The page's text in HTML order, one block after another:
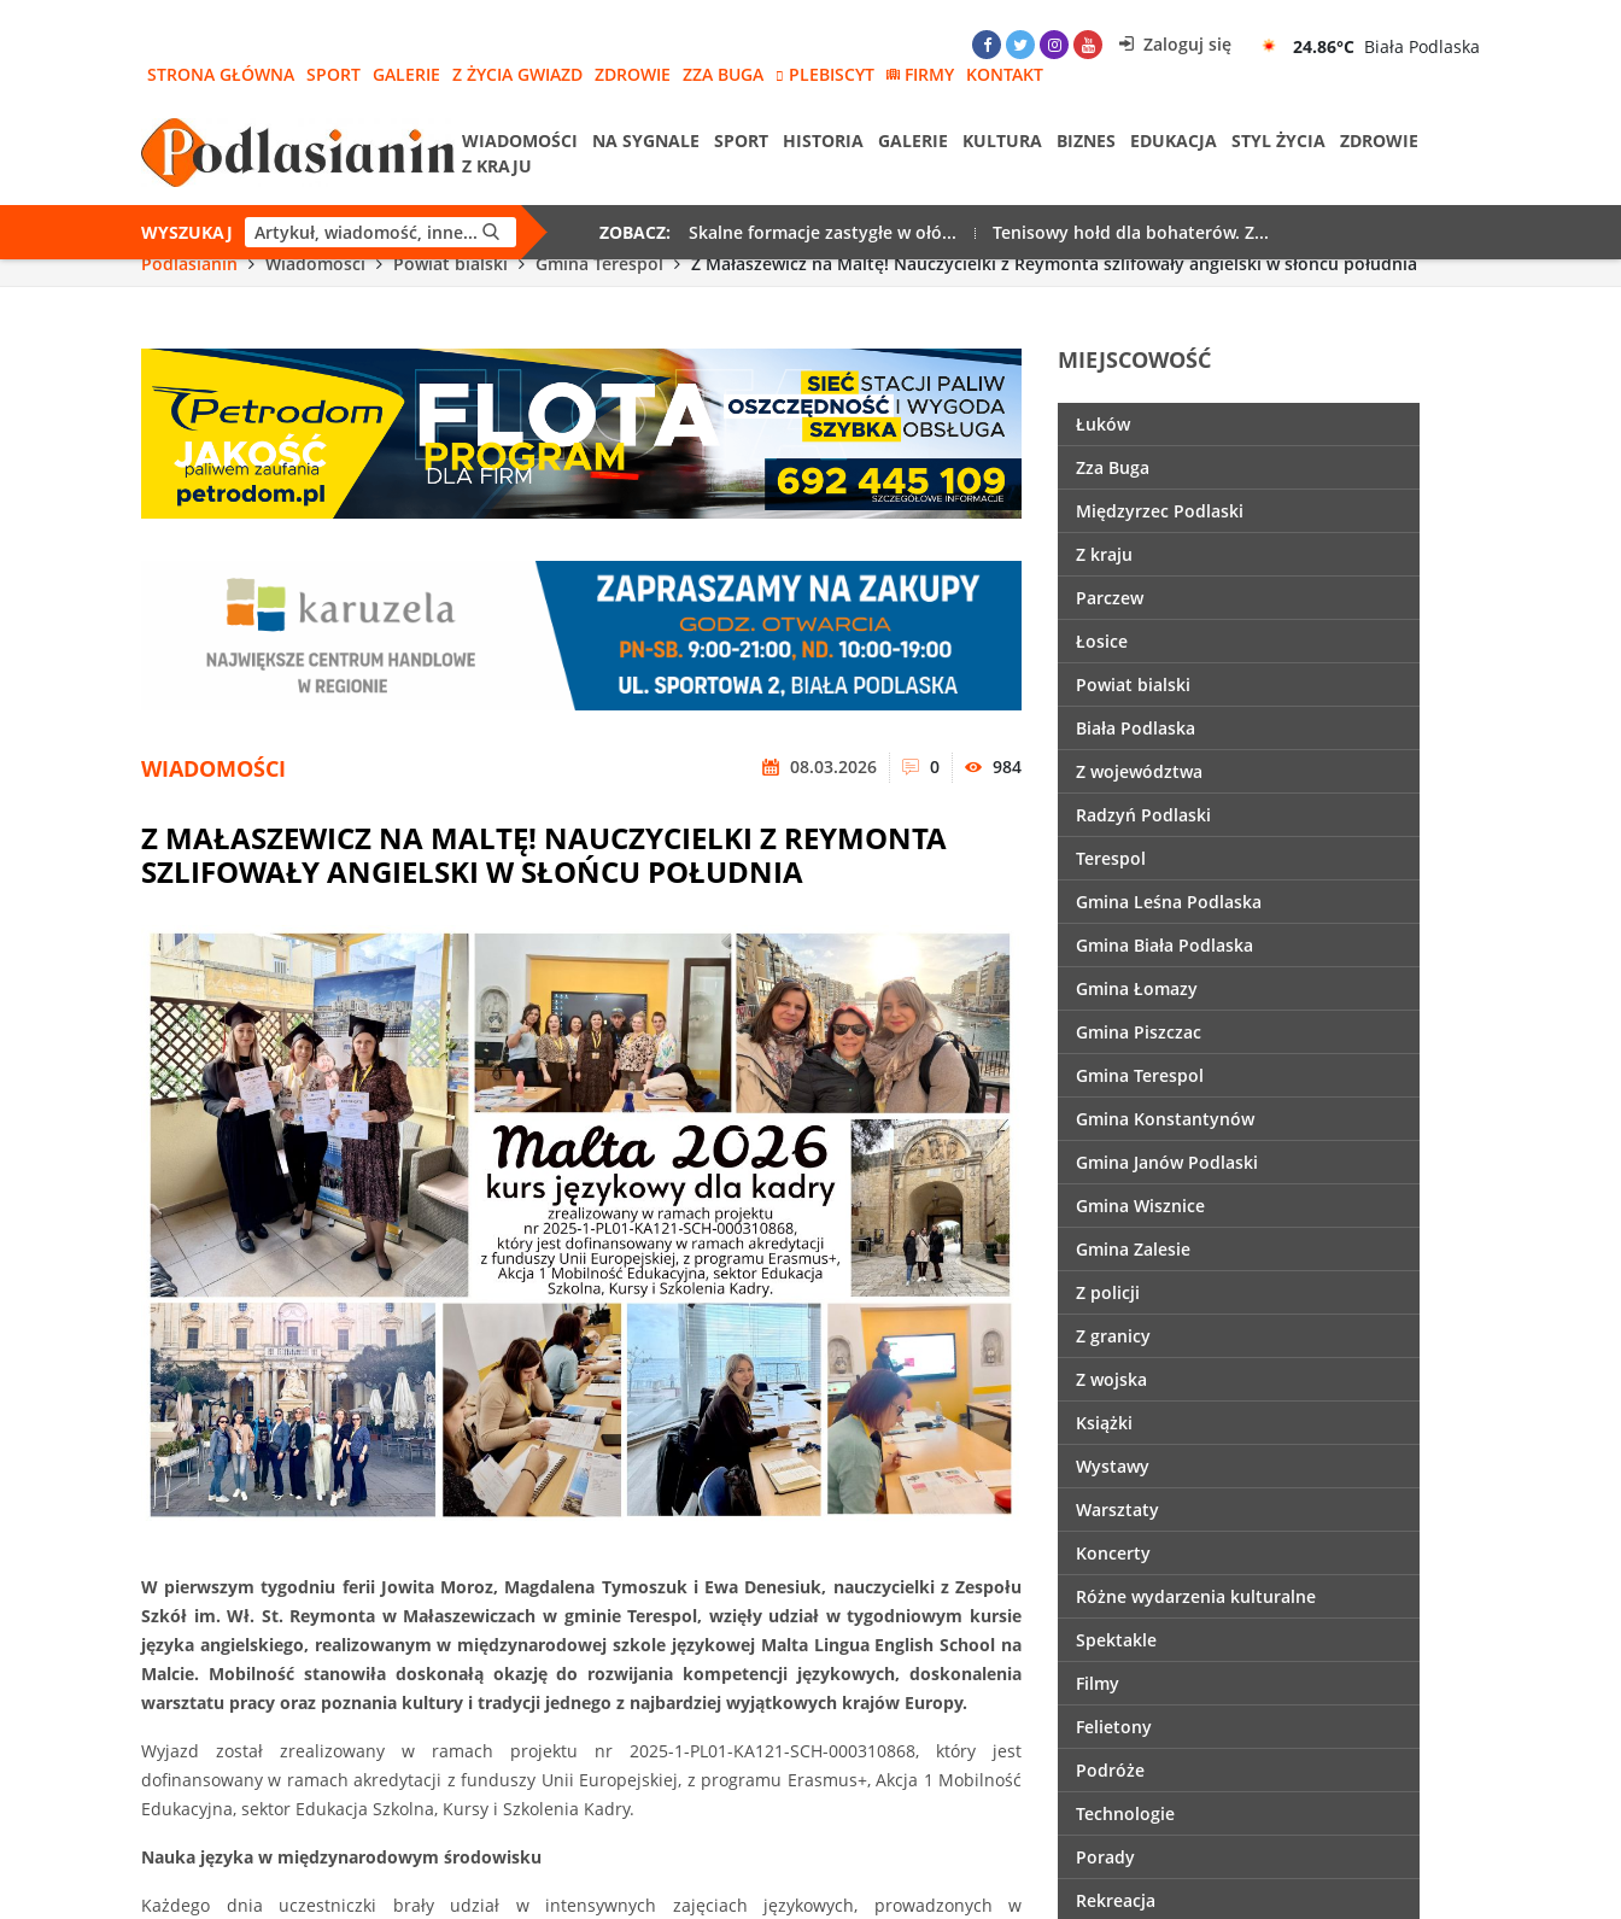
Zaloguj się 24.86°C Biała Podlaska
STRONA GŁÓWNA SPORT GALERIE Z ŻYCIA GWIAZD ZDROWIE ZZA BUGA PLEBISCYT FIRMY KONTAKT
WIADOMOŚCI NA SYGNALE SPORT HISTORIA GALERIE KULTURA BIZNES EDUKACJA STYL ŻYCIA
ZDROWIE
Z KRAJU
WYSZUKAJ ZOBACZ: Skalne formacje zastygłe w ołó...
Tenisowy hołd dla bohaterów. Z...
Podlasianin
Wiadomości Powiat bialski Gmina Terespol Z Małaszewicz na Maltę! Nauczycielki z Reymonta szlifowały angielski w słońcu południa
WIADOMOŚCI 08.03.2026 0 984
Z MAŁASZEWICZ NA MALTĘ! NAUCZYCIELKI Z REYMONTA
SZLIFOWAŁY ANGIELSKI W SŁOŃCU POŁUDNIA
W pierwszym tygodniu ferii Jowita Moroz, Magdalena Tymoszuk i Ewa Denesiuk, nauczycielki z Zespołu
Szkół im. Wł. St. Reymonta w Małaszewiczach w gminie Terespol, wzięły udział w tygodniowym kursie
języka angielskiego, realizowanym w międzynarodowej szkole językowej Malta Lingua English School na
Malcie. Mobilność stanowiła doskonałą okazję do rozwijania kompetencji językowych, doskonalenia
warsztatu pracy oraz poznania kultury i tradycji jednego z najbardziej wyjątkowych krajów Europy.
Wyjazd został zrealizowany w ramach projektu nr 2025-1-PL01-KA121-SCH-000310868, który jest
dofinansowany w ramach akredytacji z funduszy Unii Europejskiej, z programu Erasmus+, Akcja 1 Mobilność
Edukacyjna, sektor Edukacja Szkolna, Kursy i Szkolenia Kadry.
Nauka języka w międzynarodowym środowisku
Każdego dnia uczestniczki brały udział w intensywnych zajęciach językowych, prowadzonych w
MIEJSCOWOŚĆ
Łuków
Zza Buga
Międzyrzec Podlaski
Z kraju
Parczew
Łosice
Powiat bialski
Biała Podlaska
Z województwa
Radzyń Podlaski
Terespol
Gmina Leśna Podlaska
Gmina Biała Podlaska
Gmina Łomazy
Gmina Piszczac
Gmina Terespol
Gmina Konstantynów
Gmina Janów Podlaski
Gmina Wisznice
Gmina Zalesie
Z policji
Z granicy
Z wojska
Książki
Wystawy
Warsztaty
Koncerty
Różne wydarzenia kulturalne
Spektakle
Filmy
Felietony
Podróże
Technologie
Porady
Rekreacja